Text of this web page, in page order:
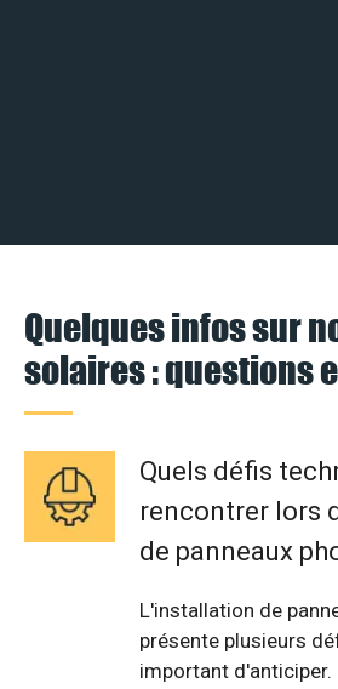
Quelques infos sur
solaires : questions
Quels défis
rencontrer lors
de panneaux
L'installation de
présente plusieurs
important d'anticiper.